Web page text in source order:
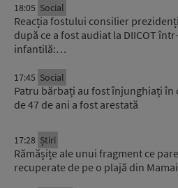
18:05 Social
Reacția fostului consilier
după ce a fost audiat la DIICOT
infantilă:…
17:45 Social
Patru bărbați au fost înjunghiați în
de 47 de ani a fost arestată
17:28 Știri
Rămășițe ale unui fragment ce
recuperate de pe o plajă din